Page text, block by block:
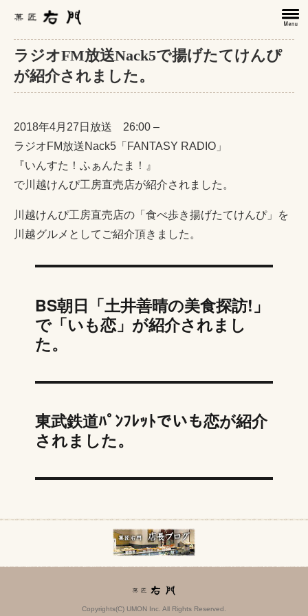
ラジオFM放送Nack5で揚げたてけんぴ
が紹介されました。
2018年4月27日放送 26:00 –
ラジオFM放送Nack5「FANTASY RADIO」
『いんすた！ふぁんたま！』
で川越けんぴ工房直売店が紹介されました。
川越けんぴ工房直売店の「食べ歩き揚げたてけんぴ」を
川越グルメとしてご紹介頂きました。
BS朝日「土井善晴の美食探訪!」
で「いも恋」が紹介されまし
た。
東武鉄道ﾊﾟﾝﾌﾚｯﾄでいも恋が紹介
されました。
Copyrights(C) UMON Inc. All Rights Reserved.